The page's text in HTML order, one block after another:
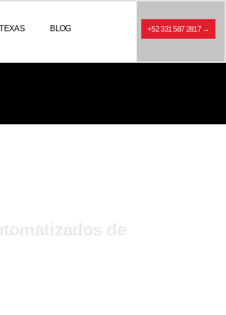
BLOG +52 331 587 2817 →